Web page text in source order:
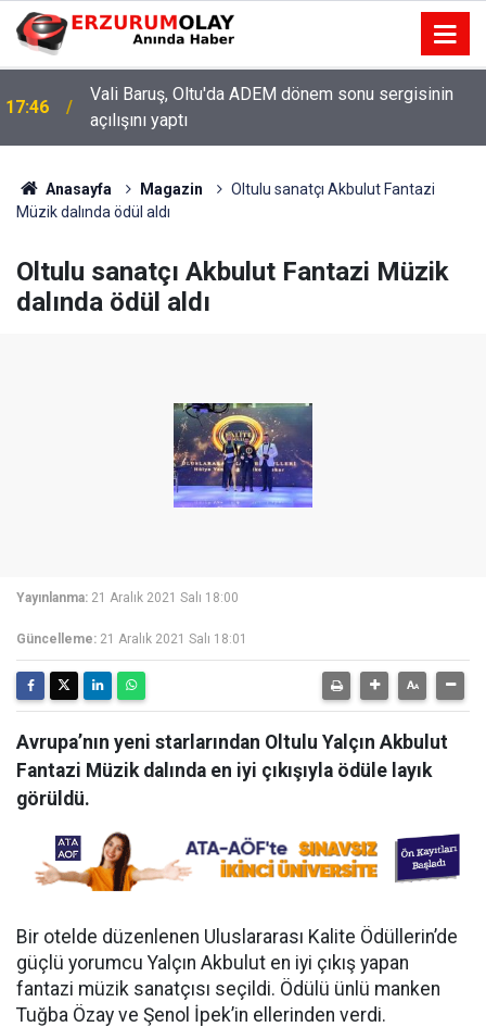
17:46
Vali Baruş, Oltu'da ADEM dönem sonu sergisinin
açılışını yaptı
Anasayfa Magazin
Oltulu sanatçı Akbulut Fantazi
Müzik dalında ödül aldı
Oltulu sanatçı Akbulut Fantazi Müzik
dalında ödül aldı
Yayınlanma: 21 Aralık 2021 Salı 18:00
Güncelleme: 21 Aralık 2021 Salı 18:01
Avrupa’nın yeni starlarından Oltulu Yalçın Akbulut
Fantazi Müzik dalında en iyi çıkışıyla ödüle layık
görüldü.
Bir otelde düzenlenen Uluslararası Kalite Ödüllerin’de
güçlü yorumcu Yalçın Akbulut en iyi çıkış yapan
fantazi müzik sanatçısı seçildi. Ödülü ünlü manken
Tuğba Özay ve Şenol İpek’in ellerinden verdi.